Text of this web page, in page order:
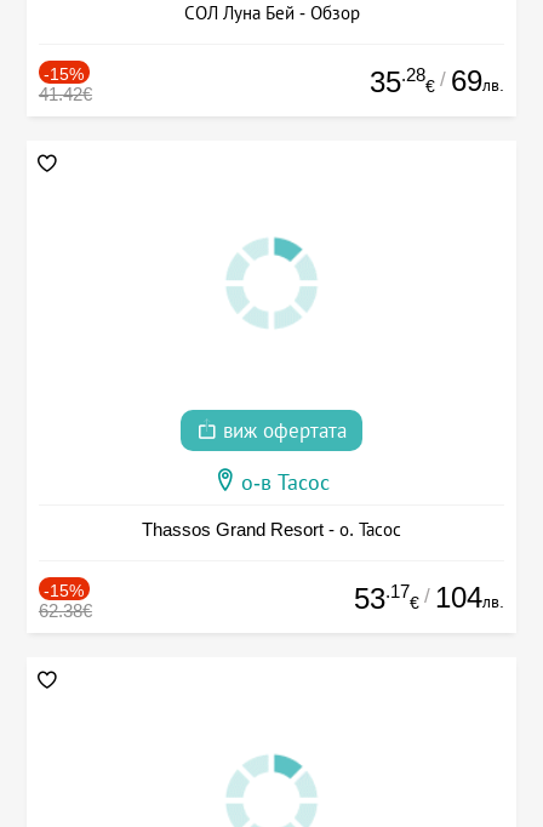
СОЛ Луна Бей - Обзор
-15%
41.42€ 35.28
€ / 69лв.
виж офертата
о-в Тасос
Thassos Grand Resort - о. Тасос
-15%
62.38€ 53.17
€ / 104лв.